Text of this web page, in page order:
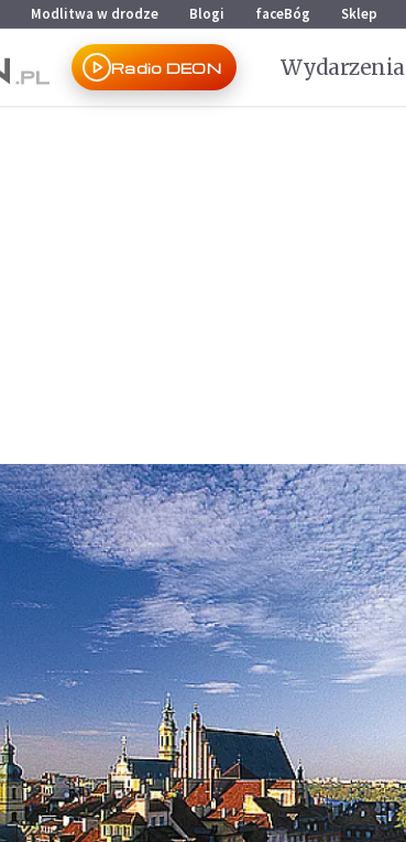
Modlitwa w drodze Blogi faceBóg Sklep
Radio DEON Wydarzenia